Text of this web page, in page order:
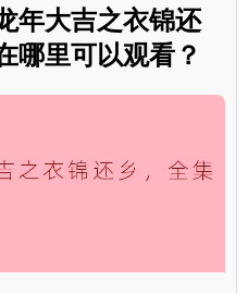
年大吉之衣锦还
哪里可以观看？